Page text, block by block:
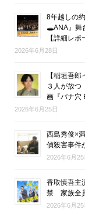
8年越しの
🕳ANA』舞
【詳細レポ
2026年6月28日
【稲垣吾
３人が放つ
画『バナ穴
2026年6月25日
西島秀俊×
偵殺害事件
2026年6月25
香取慎吾主
禁 家族全
2026年6月25